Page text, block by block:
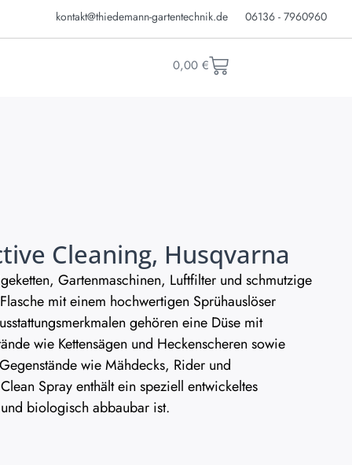
kontakt@thiedemann-gartentechnik.de 06136 - 7960960
0,00 €
Cleaning, Husqvarna
Gartenmaschinen, Luftfilter und schmutzige
mit einem hochwertigen Sprühauslöser
gehören eine Düse mit
wie Kettensägen und Heckenscheren sowie
wie Mähdecks, Rider und
Spray enthält ein speziell entwickeltes
biologisch abbaubar ist.